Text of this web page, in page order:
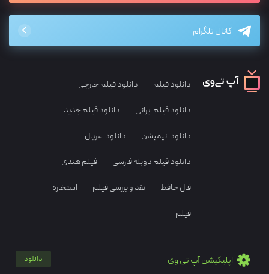
کانال تلگرام
دانلود فیلم دانلود فیلم خارجی
دانلود فیلم ایرانی دانلود فیلم جدید
دانلود انیمیشن دانلود سریال
دانلود فیلم دوبله فارسی فیلم هندی
فال حافظ نقد و بررسی فیلم استخاره
فیلم
اپلیکیشن آپ تی وی دانلود